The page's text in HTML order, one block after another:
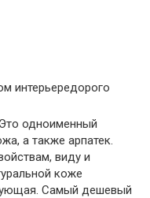
интерьередорого
одноименный
а также арпатек.
виду и
коже
Самый дешевый